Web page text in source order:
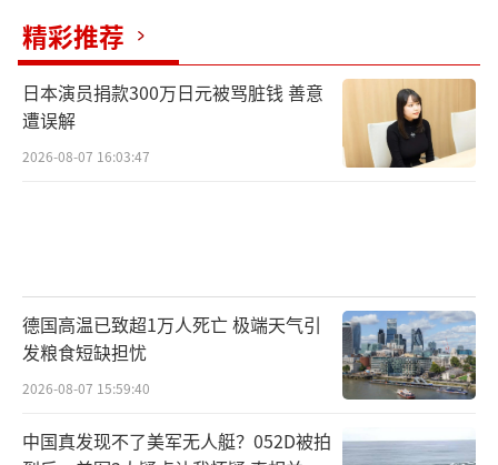
精彩推荐
日本演员捐款300万日元被骂脏钱 善意
遭误解
2026-08-07 16:03:47
德国高温已致超1万人死亡 极端天气引
发粮食短缺担忧
2026-08-07 15:59:40
中国真发现不了美军无人艇？052D被拍